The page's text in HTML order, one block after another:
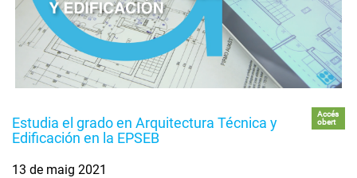
Estudia el grado en Arquitectura Técnica y
Edificación en la EPSEB
Accés
obert
13 de maig 2021